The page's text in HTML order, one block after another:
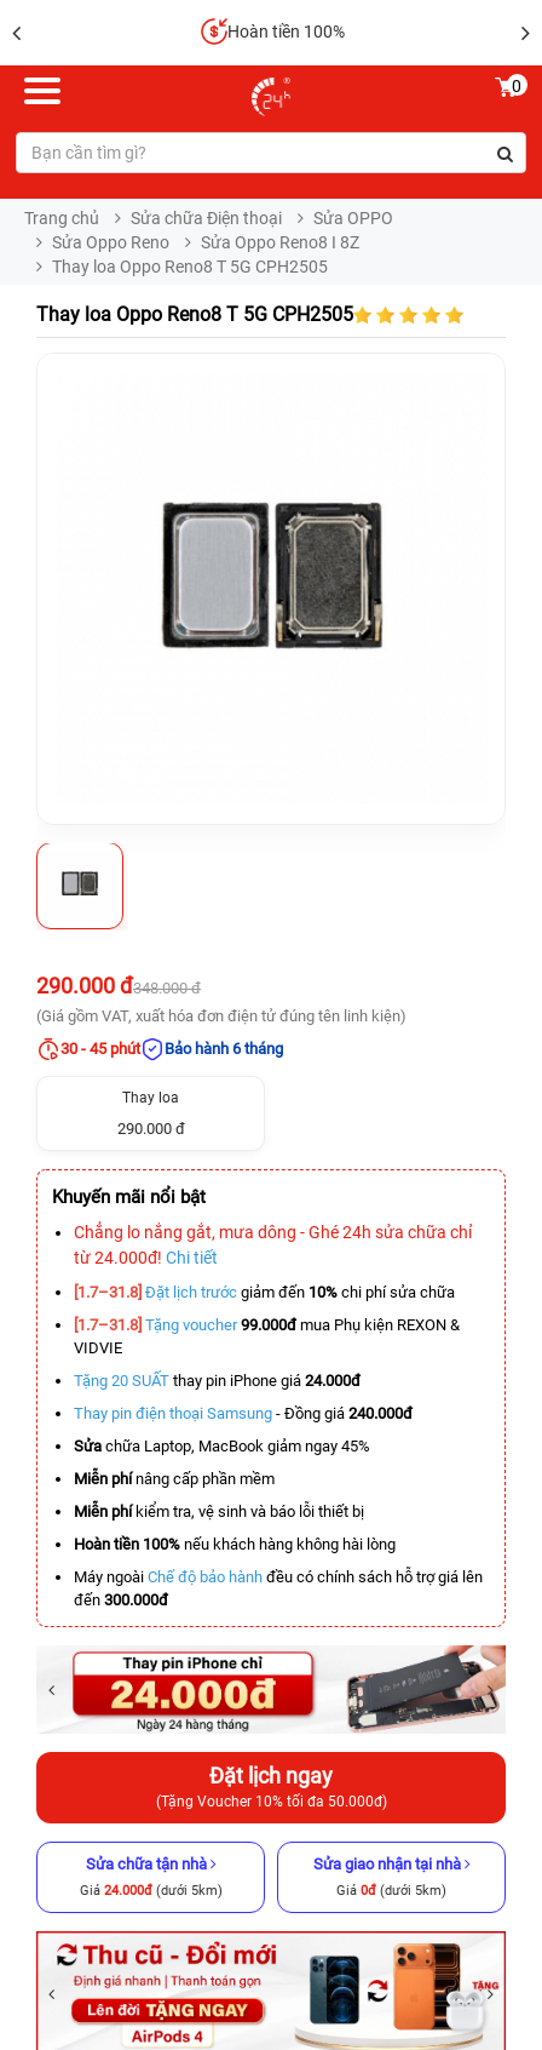
Hoàn tiền 100%
0
Trang chủ Sửa chữa Điện thoại
Sửa OPPO
Sửa Oppo Reno
Sửa Oppo Reno8 I 8Z
Thay loa Oppo Reno8 T 5G CPH2505
Thay loa Oppo Reno8 T 5G CPH2505
290.000 đ348.000 đ
(Giá gồm VAT, xuất hóa đơn điện tử đúng tên linh kiện)
30 - 45 phút
Bảo hành 6 tháng
Thay loa
290.000 đ
Khuyến mãi nổi bật
Chẳng lo nắng gắt, mưa dông - Ghé 24h sửa chữa chỉ
từ 24.000đ! Chi tiết
[1.7–31.8] Đặt lịch trước giảm đến 10% chi phí sửa chữa
[1.7–31.8] Tặng voucher 99.000đmua Phụ kiện REXON &
VIDVIE
Tặng 20 SUẤT thay pin iPhone giá 24.000đ
Thay pin điện thoại Samsung - Đồng giá 240.000đ
Sửa chữa Laptop, MacBook giảm ngay 45%
Miễn phínâng cấp phần mềm
Miễn phíkiểm tra, vệ sinh và báo lỗi thiết bị
Hoàn tiền 100% nếu khách hàng không hài lòng
Máy ngoài Chế độ bảo hành đều có chính sách hỗ trợ giá lên
đến 300.000đ
Đặt lịch ngay
(Tặng Voucher 10% tối đa 50.000đ)
Sửa chữa tận nhà
Giá 24.000đ(dưới 5km)
Sửa giao nhận tại nhà
Giá 0đ (dưới 5km)